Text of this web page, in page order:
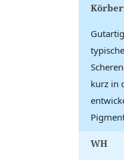
kurz in
WH